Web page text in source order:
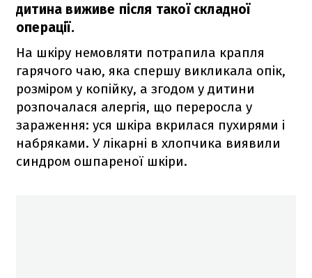
дитина виживе після такої складної
операції.
На шкіру немовляти потрапила крапля
гарячого чаю, яка спершу викликала опік,
розміром у копійку, а згодом у дитини
розпочалася алергія, що переросла у
зараження: уся шкіра вкрилася пухирями і
набряками. У лікарні в хлопчика виявили
синдром ошпареної шкіри.